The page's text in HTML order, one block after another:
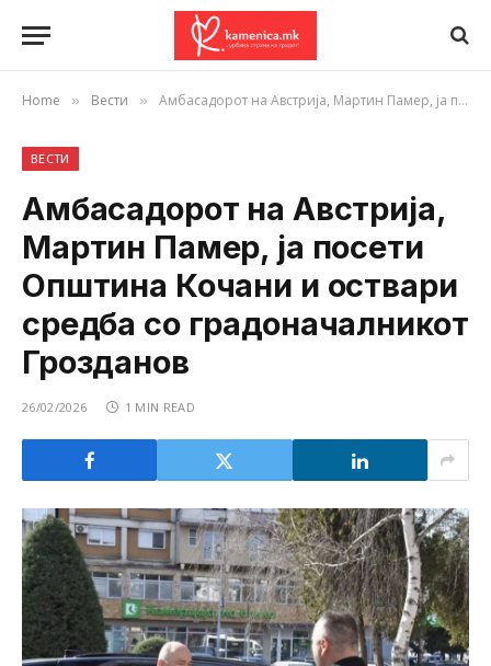
Home » Вести » Амбасадорот на Австрија, Мартин Памер, ја посети Општина Кочани и оствари средба со градоначалникот Грозданов
ВЕСТИ
Амбасадорот на Австрија,
Мартин Памер, ја посети
Општина Кочани и оствари
средба со градоначалникот
Грозданов
26/02/2026 1 MIN READ